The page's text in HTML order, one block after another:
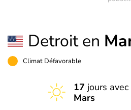
Detroit en
Climat Défavorable
17 jours
Mars